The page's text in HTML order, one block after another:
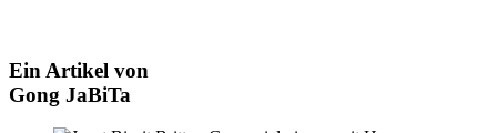
Ein Artikel von
Gong JaBiTa